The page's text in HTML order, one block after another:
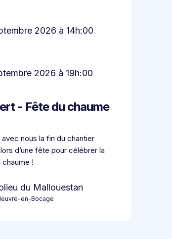
2026 à 14h:00
2026 à 19h:00
- Fête du chaume
nous la fin du chantier
d’une fête pour célébrer la
chaume !
du Mallouestan
en-Bocage